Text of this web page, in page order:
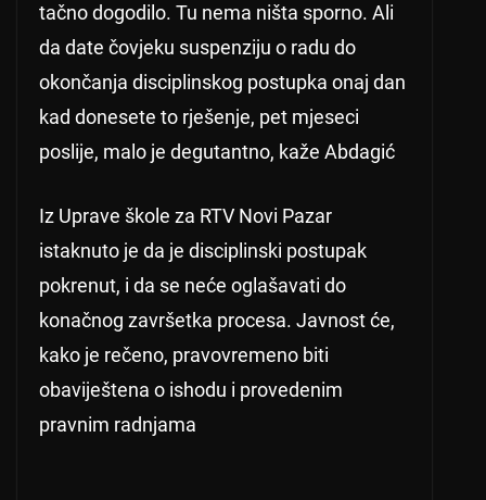
tačno dogodilo. Tu nema ništa sporno. Ali
da date čovjeku suspenziju o radu do
okončanja disciplinskog postupka onaj dan
kad donesete to rješenje, pet mjeseci
poslije, malo je degutantno, kaže Abdagić
Iz Uprave škole za RTV Novi Pazar
istaknuto je da je disciplinski postupak
pokrenut, i da se neće oglašavati do
konačnog završetka procesa. Javnost će,
kako je rečeno, pravovremeno biti
obaviještena o ishodu i provedenim
pravnim radnjama